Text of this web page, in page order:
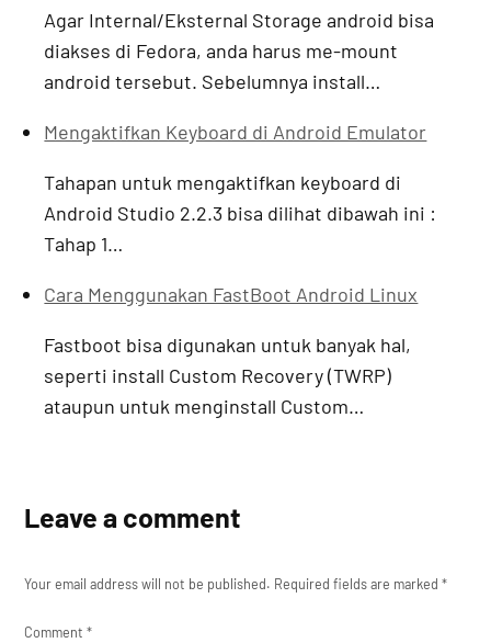
Agar Internal/Eksternal Storage android bisa
diakses di Fedora, anda harus me-mount
android tersebut. Sebelumnya install…
Mengaktifkan Keyboard di Android Emulator
Tahapan untuk mengaktifkan keyboard di
Android Studio 2.2.3 bisa dilihat dibawah ini :
Tahap 1…
Cara Menggunakan FastBoot Android Linux
Fastboot bisa digunakan untuk banyak hal,
seperti install Custom Recovery (TWRP)
ataupun untuk menginstall Custom…
Leave a comment
Your email address will not be published. Required fields are marked*
Comment*